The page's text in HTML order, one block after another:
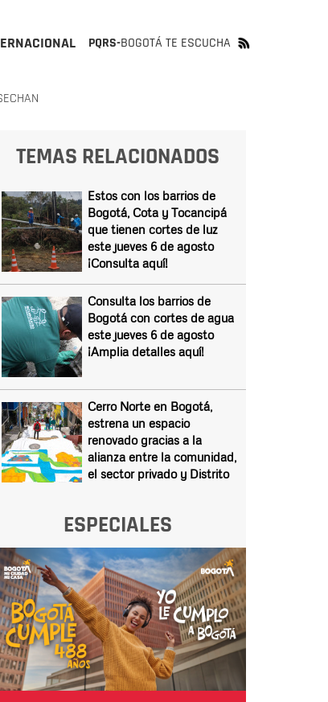
PQRS-BOGOTÁ TE ESCUCHA
TEMAS RELACIONADOS
Estos con los barrios de
Bogotá, Cota y Tocancipá
que tienen cortes de luz
este jueves 6 de agosto
¡Consulta aquí!
Consulta los barrios de
Bogotá con cortes de agua
este jueves 6 de agosto
¡Amplia detalles aquí!
Cerro Norte en Bogotá,
estrena un espacio
renovado gracias a la
alianza entre la comunidad,
el sector privado y Distrito
ESPECIALES